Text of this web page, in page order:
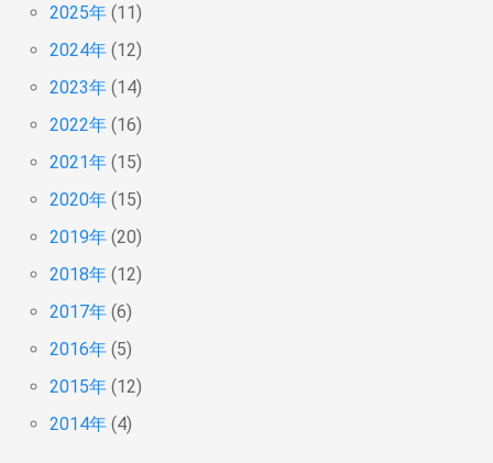
2025年 (11)
2024年 (12)
2023年 (14)
2022年 (16)
2021年 (15)
2020年 (15)
2019年 (20)
2018年 (12)
2017年 (6)
2016年 (5)
2015年 (12)
2014年 (4)